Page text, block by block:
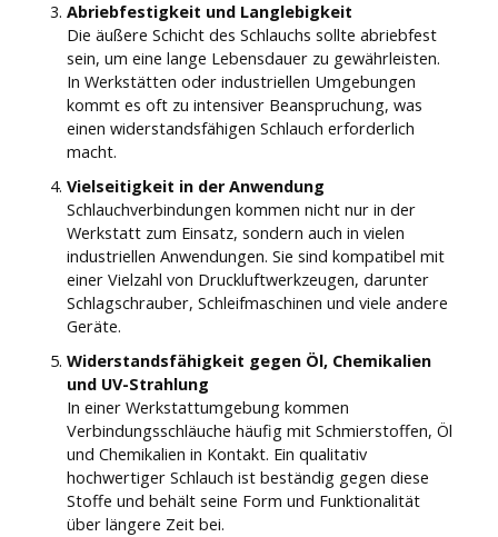
Abriebfestigkeit und Langlebigkeit
Die äußere Schicht des Schlauchs sollte abriebfest
sein, um eine lange Lebensdauer zu gewährleisten.
In Werkstätten oder industriellen Umgebungen
kommt es oft zu intensiver Beanspruchung, was
einen widerstandsfähigen Schlauch erforderlich
macht.
Vielseitigkeit in der Anwendung
Schlauchverbindungen kommen nicht nur in der
Werkstatt zum Einsatz, sondern auch in vielen
industriellen Anwendungen. Sie sind kompatibel mit
einer Vielzahl von Druckluftwerkzeugen, darunter
Schlagschrauber, Schleifmaschinen und viele andere
Geräte.
Widerstandsfähigkeit gegen Öl, Chemikalien
und UV-Strahlung
In einer Werkstattumgebung kommen
Verbindungsschläuche häufig mit Schmierstoffen, Öl
und Chemikalien in Kontakt. Ein qualitativ
hochwertiger Schlauch ist beständig gegen diese
Stoffe und behält seine Form und Funktionalität
über längere Zeit bei.